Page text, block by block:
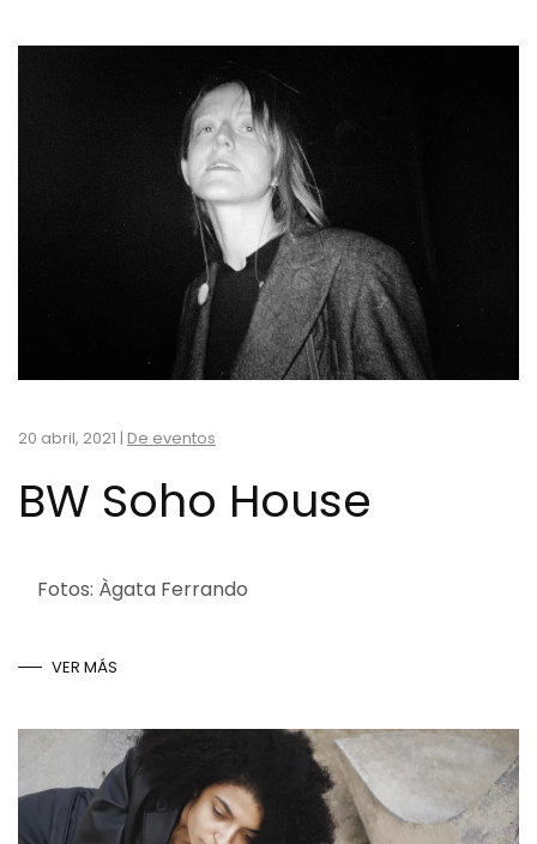
20 abril, 2021 | De eventos
BW Soho House
Fotos: Àgata Ferrando
VER MÁS